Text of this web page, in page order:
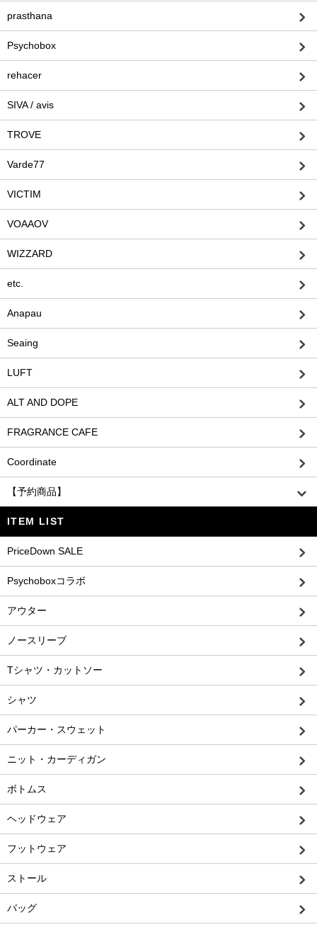
prasthana
Psychobox
rehacer
SIVA / avis
TROVE
Varde77
VICTIM
VOAAOV
WIZZARD
etc.
Anapau
Seaing
LUFT
ALT AND DOPE
FRAGRANCE CAFE
Coordinate
【予約商品】
ITEM LIST
PriceDown SALE
Psychoboxコラボ
アウター
ノースリーブ
Tシャツ・カットソー
シャツ
パーカー・スウェット
ニット・カーディガン
ボトムス
ヘッドウェア
フットウェア
ストール
バッグ